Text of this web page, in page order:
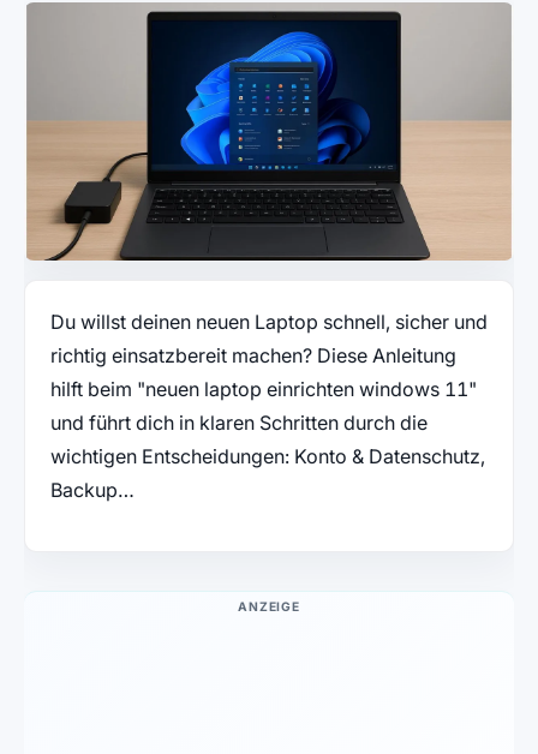
Du willst deinen neuen Laptop schnell, sicher und
richtig einsatzbereit machen? Diese Anleitung
hilft beim "neuen laptop einrichten windows 11"
und führt dich in klaren Schritten durch die
wichtigen Entscheidungen: Konto & Datenschutz,
Backup…
ANZEIGE